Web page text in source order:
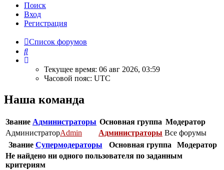
Поиск
Вход
Регистрация
Список форумов
Поиск
Текущее время: 06 авг 2026, 03:59
Часовой пояс: UTC
Наша команда
Звание Администраторы Основная группа Модератор
АдминистраторAdmin Администраторы Все форумы
Звание Супермодераторы Основная группа
Модератор
Не найдено ни одного пользователя по заданным
критериям